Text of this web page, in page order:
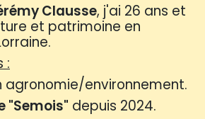
Clausse, j'ai 26 ans et
et patrimoine en
:
agronomie/environnement.
"Semois" depuis 2024.